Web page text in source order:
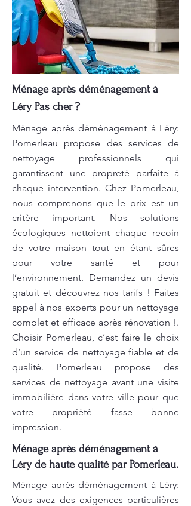
Ménage après déménagement à
Léry Pas cher ?
Ménage après déménagement à Léry:
Pomerleau propose des services de
nettoyage professionnels qui
garantissent une propreté parfaite à
chaque intervention. Chez Pomerleau,
nous comprenons que le prix est un
critère important. Nos solutions
écologiques nettoient chaque recoin
de votre maison tout en étant sûres
pour votre santé et pour
l’environnement. Demandez un devis
gratuit et découvrez nos tarifs ! Faites
appel à nos experts pour un nettoyage
complet et efficace après rénovation !.
Choisir Pomerleau, c’est faire le choix
d’un service de nettoyage fiable et de
qualité. Pomerleau propose des
services de nettoyage avant une visite
immobilière dans votre ville pour que
votre propriété fasse bonne
impression.
Ménage après déménagement à
Léry de haute qualité par Pomerleau.
Ménage après déménagement à Léry:
Vous avez des exigences particulières